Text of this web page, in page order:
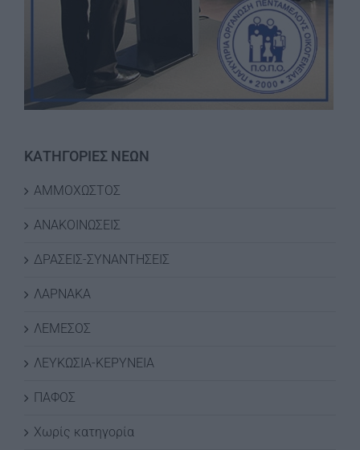
ΚΑΤΗΓΟΡΙΕΣ ΝΕΩΝ
ΑΜΜΟΧΩΣΤΟΣ
ΑΝΑΚΟΙΝΩΣΕΙΣ
ΔΡΑΣΕΙΣ-ΣΥΝΑΝΤΗΣΕΙΣ
ΛΑΡΝΑΚΑ
ΛΕΜΕΣΟΣ
ΛΕΥΚΩΣΙΑ-ΚΕΡΥΝΕΙΑ
ΠΑΦΟΣ
Χωρίς κατηγορία